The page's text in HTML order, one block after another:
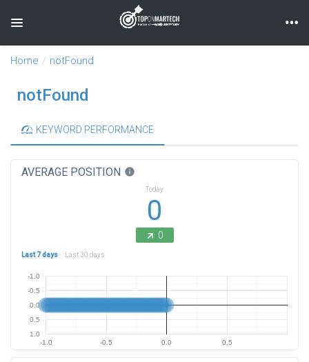
Toggle navigation
Home notFound
notFound
KEYWORD PERFORMANCE
AVERAGE POSITION info
Today
0
0
Last 7 days Last 30 days
-1.0 -0.5 0.0 0.5
-1.0
-0.5
0.0
0.5
1.0